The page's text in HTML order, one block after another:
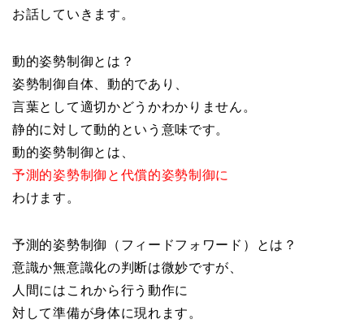
お話していきます。
動的姿勢制御とは？
姿勢制御自体、動的であり、
言葉として適切かどうかわかりません。
静的に対して動的という意味です。
動的姿勢制御とは、
予測的姿勢制御と代償的姿勢制御に
わけます。
予測的姿勢制御（フィードフォワード）とは？
意識か無意識化の判断は微妙ですが、
人間にはこれから行う動作に
対して準備が身体に現れます。